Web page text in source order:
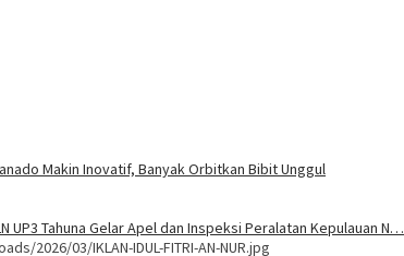
Makin Inovatif, Banyak Orbitkan Bibit Unggul
UP3 Tahuna Gelar Apel dan Inspeksi Peralatan Kepulauan N…
2026/03/IKLAN-IDUL-FITRI-AN-NUR.jpg